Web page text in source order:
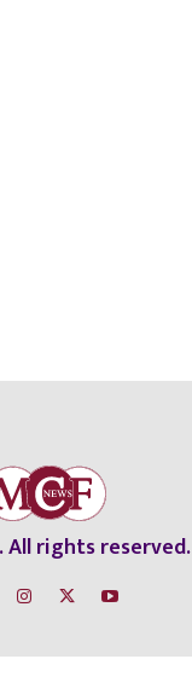
All rights reserved.